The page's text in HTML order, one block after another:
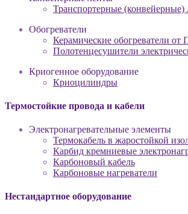
Транспортерные (конвейерные)
Обогреватели
Керамические обогреватели от
Полотенцесушители
Криогенное оборудование
Криоцилиндры
Термостойкие провода и кабели
Электронагревательные элементы
Термокабель в жаростойкой
Карбид кремниевые
Карбоновый кабель
Карбоновые нагреватели
Нестандартное оборудование